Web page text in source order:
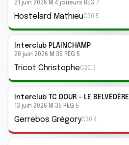
21 juin 2026· M 4 joueurs REG 7
Hostelard MathieuC30.5
Interclub PLAINCHAMP
20 juin 2026· M 35 REG 5
Tricot ChristopheC30.3
Interclub TC DOUR - LE BELVÉDÈRE
13 juin 2026· M 35 REG 5
Gerrebos GrégoryC30.4